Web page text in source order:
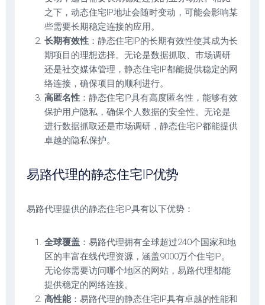
之下，动态住宅IP地址会随时变动，可能会影响某
些需要长期稳定连接的应用。
长期有效性 ：静态住宅IP的长期有效性使其成为长
期项目的理想选择。无论是数据抓取、市场调研
还是社交媒体管理，静态住宅IP都能提供稳定的网
络连接，确保项目的顺利进行。
高匿名性 ：静态住宅IP具有高度匿名性，能够有效
保护用户隐私，确保个人数据的安全性。无论是
进行数据抓取还是市场调研，静态住宅IP都能提供
卓越的隐私保护。
易路代理的静态住宅IP优势
易路代理提供的静态住宅IP具有以下优势：
全球覆盖 ：易路代理拥有全球超过240个国家和地
区的丰富在线代理资源，涵盖9000万个住宅IP。
无论你需要访问哪个地区的网站，易路代理都能
提供稳定的网络连接。
高性能：易路代理的静态住宅IP具有卓越的性能和